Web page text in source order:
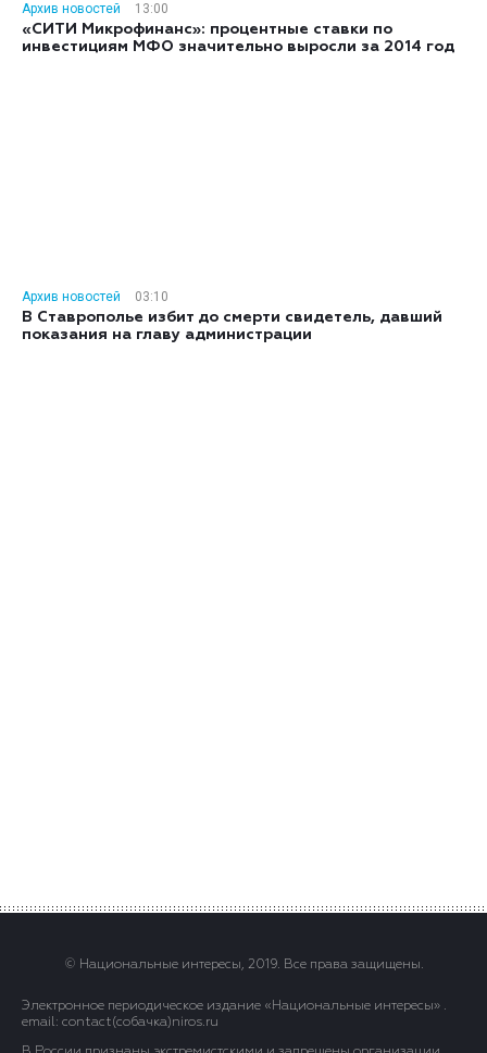
Архив новостей
13:00
«СИТИ Микрофинанс»: процентные ставки по
инвестициям МФО значительно выросли за 2014 год
Архив новостей
03:10
В Ставрополье избит до смерти свидетель, давший
показания на главу администрации
© Национальные интересы, 2019. Все права защищены.
Электронное периодическое издание «Национальные интересы» .
email: contact(сoбaчка)niros.ru